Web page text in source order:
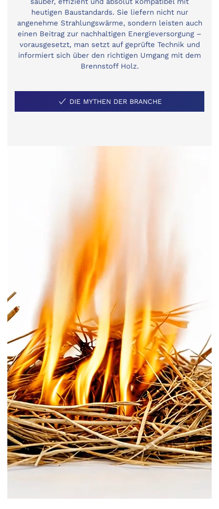
heutigen Baustandards. Sie liefern nicht nur
angenehme Strahlungswärme, sondern leisten auch
einen Beitrag zur nachhaltigen Energieversorgung –
vorausgesetzt, man setzt auf geprüfte Technik und
informiert sich über den richtigen Umgang mit dem
Brennstoff Holz.
DIE MYTHEN DER BRANCHE